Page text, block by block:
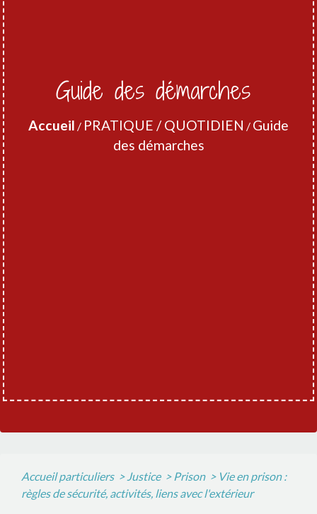
Guide des démarches
Accueil / PRATIQUE / QUOTIDIEN / Guide
des démarches
Accueil particuliers > Justice > Prison > Vie en prison :
règles de sécurité, activités, liens avec l'extérieur